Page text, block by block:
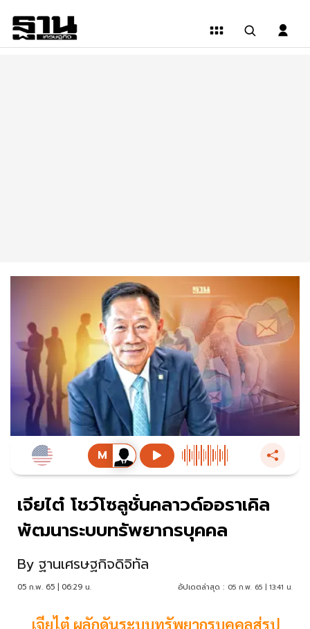
เจียไต๋ โชว์โซลูชั่นคลาวด์ออราเคิล
พัฒนาระบบทรัพยากรบุคคล
By ฐานเศรษฐกิจดิจิทัล
05 ก.พ. 65 | 06:29 น. อัปเดตล่าสุด : 05 ก.พ. 65 | 13:41 น.
เจียไต๋ ผลักดันระบบทรัพยากรบุคคลสู่รูป